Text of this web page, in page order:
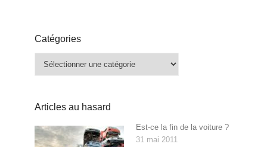
Catégories
Articles au hasard
Est-ce la fin de la voiture ?
31 mai 2011